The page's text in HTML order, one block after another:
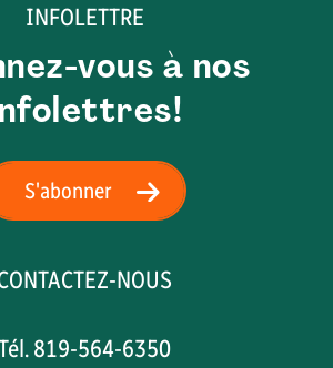
INFOLETTRE
vous à nos
S'abonner
NOUS
819-564-6350